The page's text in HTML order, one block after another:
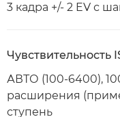
3 кадра +/- 2 EV с
Чувствительность
АВТО (100-6400),
расширения
ступень